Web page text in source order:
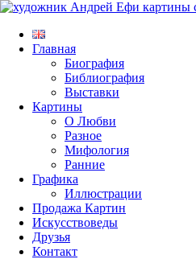
Главная
Биография
Библиография
Выставки
Картины
О Любви
Разное
Мифология
Ранние
Графика
Иллюстрации
Продажа Картин
Искусствоведы
Друзья
Контакт